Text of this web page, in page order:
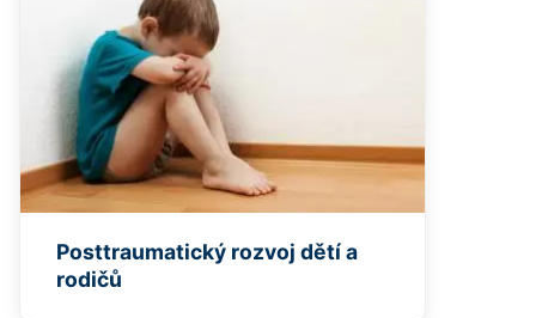
Posttraumatický rozvoj dětí a
rodičů